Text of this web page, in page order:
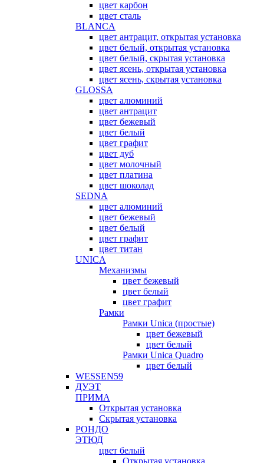
цвет карбон
цвет сталь
BLANCA
цвет антрацит, открытая установка
цвет белый, открытая установка
цвет белый, скрытая установка
цвет ясень, открытая установка
цвет ясень, скрытая установка
GLOSSA
цвет алюминий
цвет антрацит
цвет бежевый
цвет белый
цвет графит
цвет дуб
цвет молочный
цвет платина
цвет шоколад
SEDNA
цвет алюминий
цвет бежевый
цвет белый
цвет графит
цвет титан
UNICA
Механизмы
цвет бежевый
цвет белый
цвет графит
Рамки
Рамки Unica (простые)
цвет бежевый
цвет белый
Рамки Unica Quadro
цвет белый
WESSEN59
ДУЭТ
ПРИМА
Открытая установка
Скрытая установка
РОНДО
ЭТЮД
цвет белый
Открытая установка